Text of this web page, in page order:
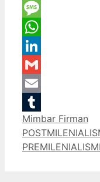
Twitter
Message
WhatsApp
LinkedIn
Gmail
Email
Tumblr
Categories
Mimbar Firman